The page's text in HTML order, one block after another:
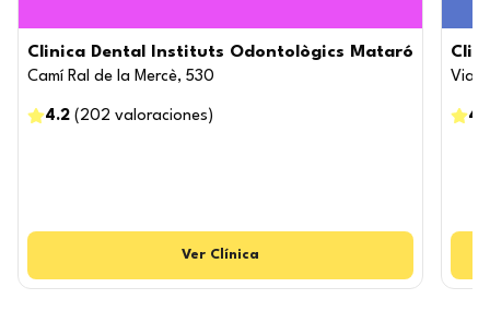
Clinica Dental Instituts Odontològics Mataró
Camí Ral de la Mercè, 530
4.2 ( 202 valoraciones )
Ver Clínica
Via